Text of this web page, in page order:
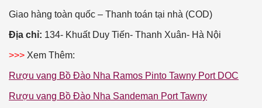
Giao hàng toàn quốc – Thanh toán tại nhà (COD)
Địa chỉ: 134- Khuất Duy Tiến- Thanh Xuân- Hà Nội
>>> Xem Thêm:
Rượu vang Bồ Đào Nha Ramos Pinto Tawny Port DOC
Rượu vang Bồ Đào Nha Sandeman Port Tawny